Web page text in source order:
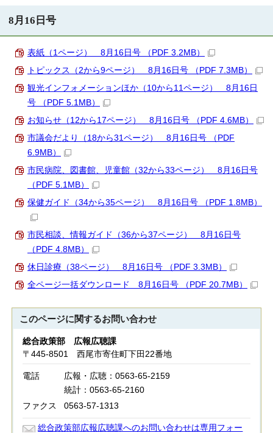
8月16日号
表紙（1ページ） 8月16日号 （PDF 3.2MB）
トピックス（2から9ページ） 8月16日号 （PDF 7.3MB）
観光インフォメーションほか（10から11ページ） 8月16日
号 （PDF 5.1MB）
お知らせ（12から17ページ） 8月16日号 （PDF 4.6MB）
市議会だより（18から31ページ） 8月16日号 （PDF
6.9MB）
市民病院、図書館、児童館（32から33ページ） 8月16日号
（PDF 5.1MB）
保健ガイド（34から35ページ） 8月16日号 （PDF 1.8MB）
市民相談、情報ガイド（36から37ページ） 8月16日号
（PDF 4.8MB）
休日診療（38ページ） 8月16日号 （PDF 3.3MB）
全ページ一括ダウンロード 8月16日号 （PDF 20.7MB）
このページに関するお問い合わせ
総合政策部 広報広聴課
〒445-8501 西尾市寄住町下田22番地
電話
広報・広聴：0563-65-2159
統計：0563-65-2160
ファクス
0563-57-1313
総合政策部広報広聴課へのお問い合わせは専用フォー